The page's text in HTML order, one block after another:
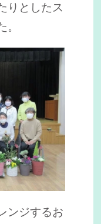
りとしたス
ンジするお